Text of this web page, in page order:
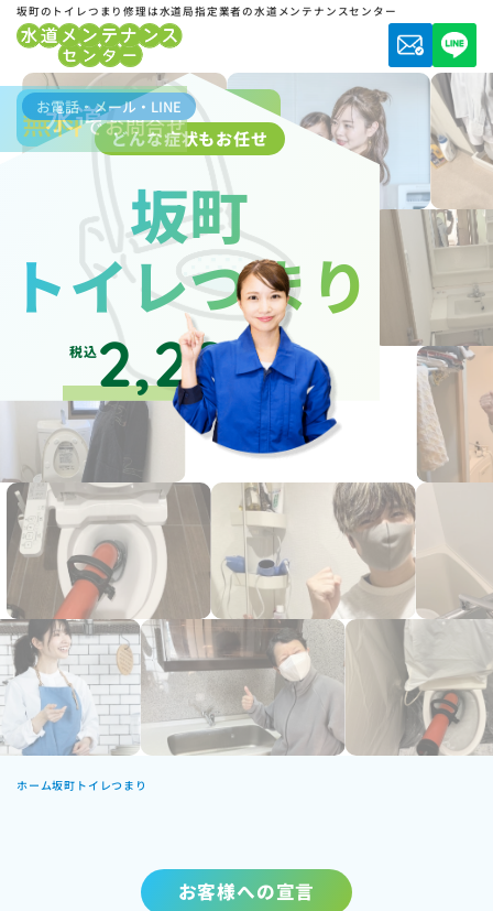
坂町のトイレつまり修理は水道局指定業者の水道メンテナンスセンター
水道局指定業者
どんな症状もお任せ
坂町
トイレつまり
税込2,200円～
ホーム坂町トイレつまり
お客様への宣言
お電話・メール・LINE
無料でお問合せ